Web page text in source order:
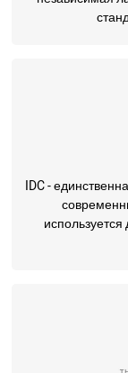
IDC -